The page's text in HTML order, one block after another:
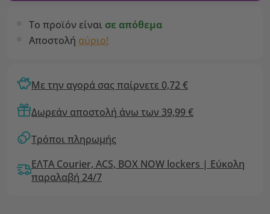
Το προϊόν είναι σε απόθεμα
Αποστολή αύριο!
Με την αγορά σας παίρνετε 0,72 €
Δωρεάν αποστολή άνω των 39,99 €
Τρόποι πληρωμής
ΕΛΤΑ Courier, ACS, BOX NOW lockers | Εύκολη
παραλαβή 24/7